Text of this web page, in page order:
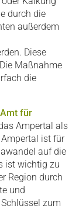
durch die
außerdem
Diese
Maßnahme
die
Amt für
das Ampertal als
Ampertal ist für
auf die
ist wichtig zu
Region durch
und
zum